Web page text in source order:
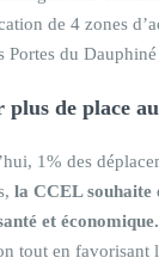
de 4 zones
Portes du
plus de place
1% des
la CCEL souhaite
et économique.
tout en favorisant